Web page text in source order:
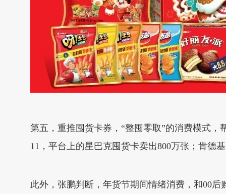
第五，重推囤货卡券，“整囤零取”的消费模式
11，平台上的星巴克囤货卡卖出800万张；肯德
此外，张鹏判断，年货节期间情绪消费，和00